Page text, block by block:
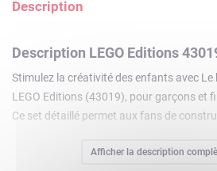
Description
Description LEGO Editions
Stimulez la créativité des enfants avec Le
LEGO Editions (43019), pour garçons et
Ce set détaillé permet aux fans de
les matchsde foot officiels.La forme
Afficher la description